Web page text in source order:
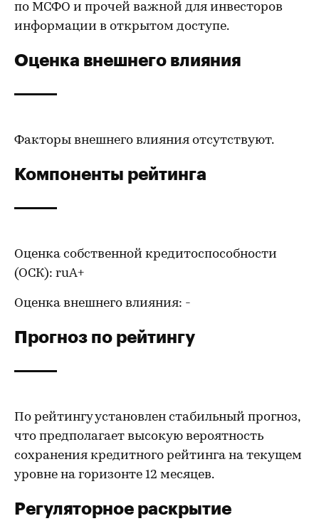
по МСФО и прочей важной для инвесторов
информации в открытом доступе.
Оценка внешнего влияния
Факторы внешнего влияния отсутствуют.
Компоненты рейтинга
Оценка собственной кредитоспособности
(ОСК): ruА+
Оценка внешнего влияния: -
Прогноз по рейтингу
По рейтингу установлен стабильный прогноз,
что предполагает высокую вероятность
сохранения кредитного рейтинга на текущем
уровне на горизонте 12 месяцев.
Регуляторное раскрытие